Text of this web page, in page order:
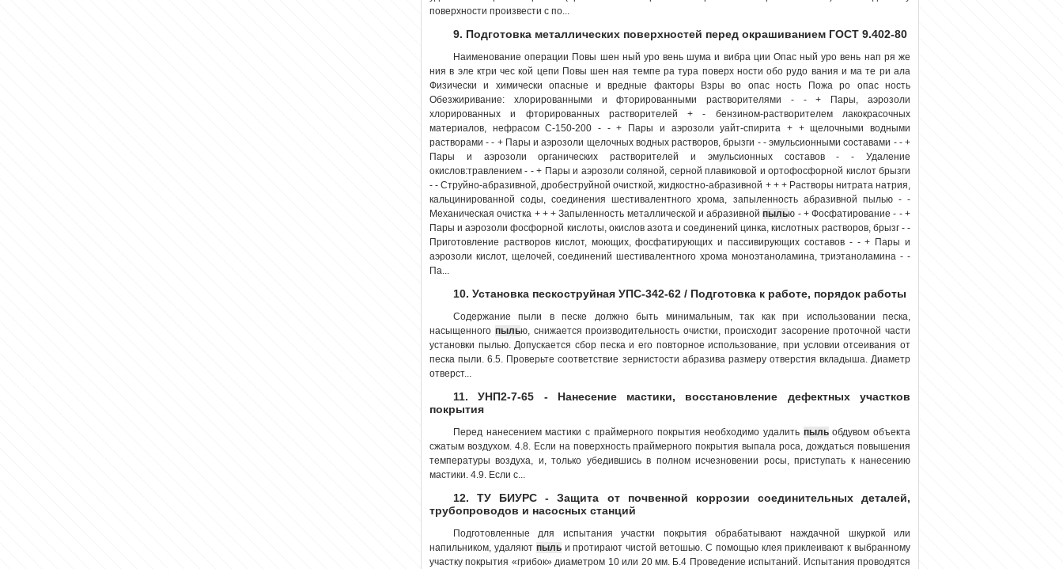
поверхности произвести с по...
9. Подготовка металлических поверхностей перед окрашиванием ГОСТ 9.402-80
Наименование операции Повы шен ный уро вень шума и вибра ции Опас ный уро вень нап ря же
ния в эле ктри чес кой цепи Повы шен ная темпе ра тура поверх ности обо рудо вания и ма те ри ала
Физически и химически опасные и вредные факторы Взры во опас ность Пожа ро опас ность
Обезжиривание: хлорированными и фторированными растворителями - - + Пары, аэрозоли
хлорированных и фторированных растворителей + - бензином-растворителем лакокрасочных
материалов, нефрасом С-150-200 - - + Пары и аэрозоли уайт-спирита + + щелочными водными
растворами - - + Пары и аэрозоли щелочных водных растворов, брызги - - эмульсионными составами - - +
Пары и аэрозоли органических растворителей и эмульсионных составов - - Удаление
окислов:травлением - - + Пары и аэрозоли соляной, серной плавиковой и ортофосфорной кислот брызги
- - Струйно-абразивной, дробеструйной очисткой, жидкостно-абразивной + + + Растворы нитрата натрия,
кальцинированной соды, соединения шестивалентного хрома, запыленность абразивной пылью - -
Механическая очистка + + + Запыленность металлической и абразивнойпылью - + Фосфатирование - - +
Пары и аэрозоли фосфорной кислоты, окислов азота и соединений цинка, кислотных растворов, брызг - -
Приготовление растворов кислот, моющих, фосфатирующих и пассивирующих составов - - + Пары и
аэрозоли кислот, щелочей, соединений шестивалентного хрома моноэтаноламина, триэтаноламина - -
Па...
10. Установка пескоструйная УПС-342-62 / Подготовка к работе, порядок работы
Содержание пыли в песке должно быть минимальным, так как при использовании песка,
насыщенного пылью, снижается производительность очистки, происходит засорение проточной части
установки пылью. Допускается сбор песка и его повторное использование, при условии отсеивания от
песка пыли. 6.5. Проверьте соответствие зернистости абразива размеру отверстия вкладыша. Диаметр
отверст...
11. УНП2-7-65 - Нанесение мастики, восстановление дефектных участков
покрытия
Перед нанесением мастики с праймерного покрытия необходимо удалить пыльобдувом объекта
сжатым воздухом. 4.8. Если на поверхность праймерного покрытия выпала роса, дождаться повышения
температуры воздуха, и, только убедившись в полном исчезновении росы, приступать к нанесению
мастики. 4.9. Если с...
12. ТУ БИУРС - Защита от почвенной коррозии соединительных деталей,
трубопроводов и насосных станций
Подготовленные для испытания участки покрытия обрабатывают наждачной шкуркой или
напильником, удаляют пыльи протирают чистой ветошью. С помощью клея приклеивают к выбранному
участку покрытия «грибок» диаметром 10 или 20 мм. Б.4 Проведение испытаний. Испытания проводятся